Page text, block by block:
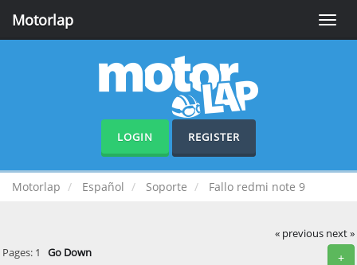
Toggle
Motorlap
LOGIN REGISTER
Motorlap Español Soporte Fallo redmi note 9
« previous next »
+
Pages: 1 Go Down